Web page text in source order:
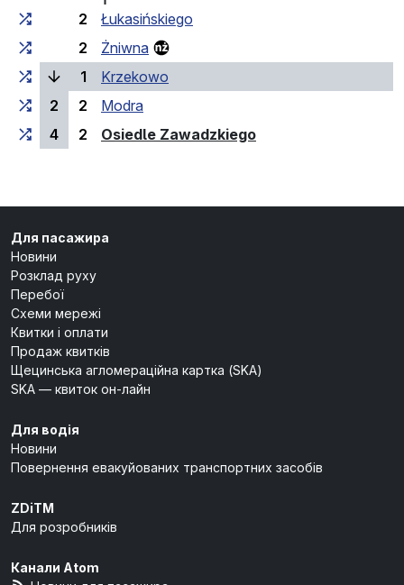
2
Łukasińskiego
2
Żniwna
1
Krzekowo
2
2
Modra
4
2 Osiedle Zawadzkiego(кінцева зупинка)
Для пасажира
Новини
Розклад руху
Перебої
Схеми мережі
Квитки і оплати
Продаж квитків
Щецинська агломераційна картка (SKA)
SKA — квиток он-лайн
Для водія
Новини
Повернення евакуйованих транспортних засобів
ZDiTM
Для розробників
Канали Atom